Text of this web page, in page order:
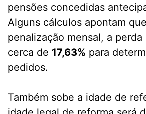
pensões concedidas
Alguns cálculos apontam
penalização mensal, a
cerca de 17,63% para
pedidos.
Também sobe a idade de